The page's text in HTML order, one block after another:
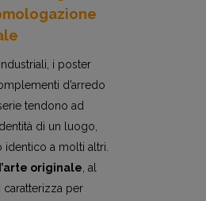
i poster
d’arredo
tendono ad
di un luogo,
a molti altri.
originale , al
caratterizza per